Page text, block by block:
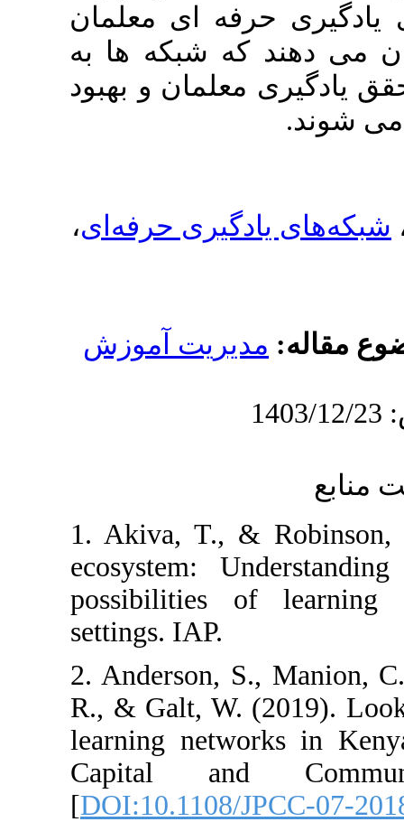
­ای معلمان
شبکه­ ها به
معلمان و بهبود
حرفه‌ای،
آموزش
1. Akiva, T., &
ecosystem:
possibilities
settings. IAP.
2. Anderson,
R., & Galt, W.
learning
Capital
[DOI:10.1108/